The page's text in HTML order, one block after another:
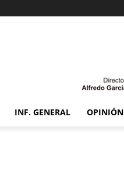
INF. GENERAL OPINIÓN